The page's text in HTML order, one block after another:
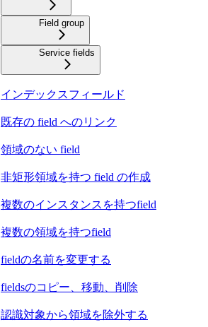
Field group
Service fields
インデックスフィールド
既存の field へのリンク
領域のない field
非矩形領域を持つ field の作成
複数のインスタンスを持つfield
複数の領域を持つfield
fieldの名前を変更する
fieldsのコピー、移動、削除
認識対象から領域を除外する